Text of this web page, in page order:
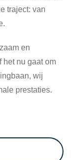
traject: van
en
het nu gaat om
wij
prestaties.